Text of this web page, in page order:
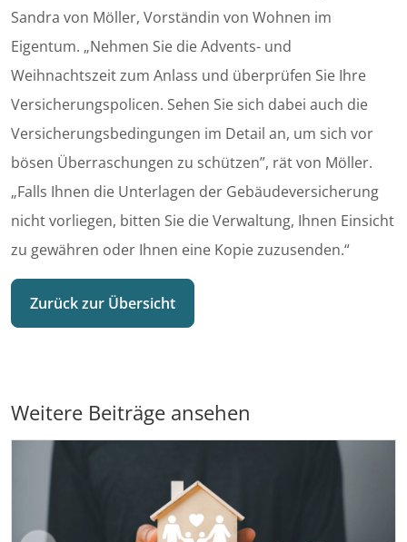
Sandra von Möller, Vorständin von Wohnen im
Eigentum. „Nehmen Sie die Advents- und
Weihnachtszeit zum Anlass und überprüfen Sie Ihre
Versicherungspolicen. Sehen Sie sich dabei auch die
Versicherungsbedingungen im Detail an, um sich vor
bösen Überraschungen zu schützen”, rät von Möller.
„Falls Ihnen die Unterlagen der Gebäudeversicherung
nicht vorliegen, bitten Sie die Verwaltung, Ihnen Einsicht
zu gewähren oder Ihnen eine Kopie zuzusenden.“
Zurück zur Übersicht
Weitere Beiträge ansehen